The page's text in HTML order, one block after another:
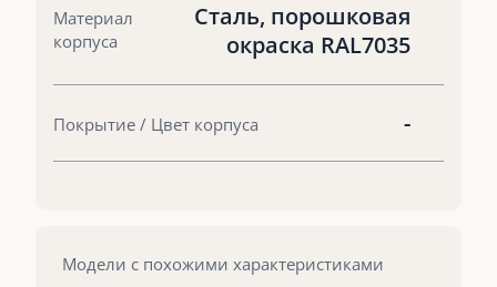
Материал
корпуса
Сталь, порошковая
окраска RAL7035
Покрытие / Цвет корпуса -
Модели с похожими характеристиками